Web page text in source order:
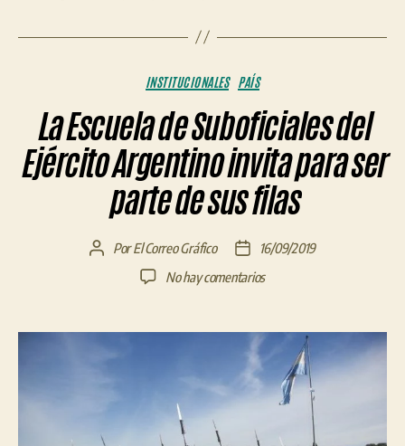
Categorías
INSTITUCIONALES PAÍS
La Escuela de Suboficiales del
Ejército Argentino invita para ser
parte de sus filas
AutorPorEl Correo Gráfico
Fecha
de
16/09/2019
No hay comentariosen
de
Suboficiales
Ejército
Argentino